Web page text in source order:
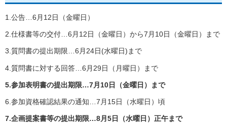
1.公告…6月12日（金曜日）
2.仕様書等の交付…6月12日（金曜日）から7月10日（金曜日）まで
3.質問書の提出期限…6月24日(水曜日)まで
4.質問書に対する回答…6月29日（月曜日）まで
5.参加表明書の提出期限…7月10日（金曜日）まで
6.参加資格確認結果の通知…7月15日（水曜日）頃
7.企画提案書等の提出期限…8月5日（水曜日）正午まで